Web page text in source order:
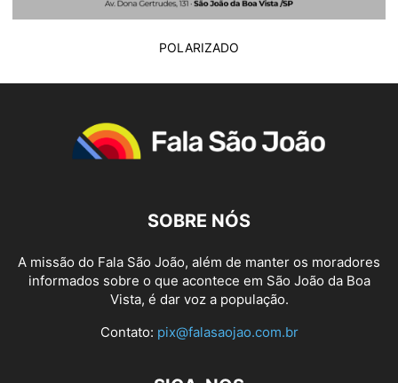
POLARIZADO
SOBRE NÓS
A missão do Fala São João, além de manter os moradores
informados sobre o que acontece em São João da Boa
Vista, é dar voz a população.
Contato: pix@falasaojao.com.br